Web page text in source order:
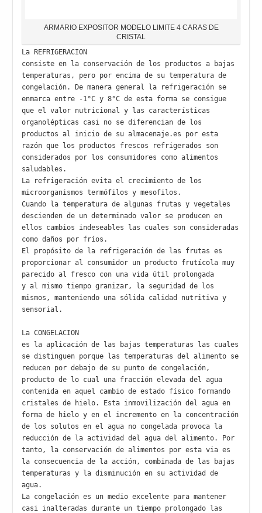
ARMARIO EXPOSITOR MODELO LIMITE 4 CARAS DE
CRISTAL
La REFRIGERACION
consiste en la conservación de los productos a bajas
temperaturas, pero por encima de su temperatura de
congelación. De manera general la refrigeración se
enmarca entre -1°C y 8°C de esta forma se consigue
que el valor nutricional y las características
organolépticas casi no se diferencian de los
productos al inicio de su almacenaje.es por esta
razón que los productos frescos refrigerados son
considerados por los consumidores como alimentos
saludables.
La refrigeración evita el crecimiento de los
microorganismos termófilos y mesofilos.
Cuando la temperatura de algunas frutas y vegetales
descienden de un determinado valor se producen en
ellos cambios indeseables las cuales son consideradas
como daños por fríos.
El propósito de la refrigeración de las frutas es
proporcionar al consumidor un producto frutícola muy
parecido al fresco con una vida útil prolongada
y al mismo tiempo granizar, la seguridad de los
mismos, manteniendo una sólida calidad nutritiva y
sensorial.
La CONGELACION
es la aplicación de las bajas temperaturas las cuales
se distinguen porque las temperaturas del alimento se
reducen por debajo de su punto de congelación,
producto de lo cual una fracción elevada del agua
contenida en aquel cambio de estado físico formando
cristales de hielo. Esta inmovilización del agua en
forma de hielo y en el incremento en la concentración
de los solutos en el agua no congelada provoca la
reducción de la actividad del agua del alimento. Por
tanto, la conservación de alimentos por esta via es
la consecuencia de la acción, combinada de las bajas
temperaturas y la disminución en su actividad de
agua.
La congelación es un medio excelente para mantener
casi inalteradas durante un tiempo prolongado las